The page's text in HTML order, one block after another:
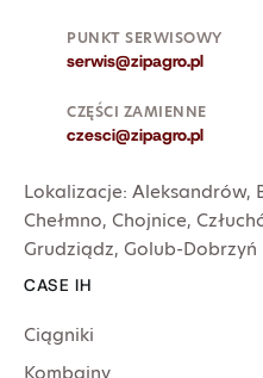
PUNKT SERWISOWY
serwis@zipagro.pl
CZĘŚCI ZAMIENNE
czesci@zipagro.pl
Lokalizacje: Aleksandrów,
Chełmno, Chojnice,
Grudziądz, Golub-Dobrzyń
CASE IH
Ciągniki
Kombajny